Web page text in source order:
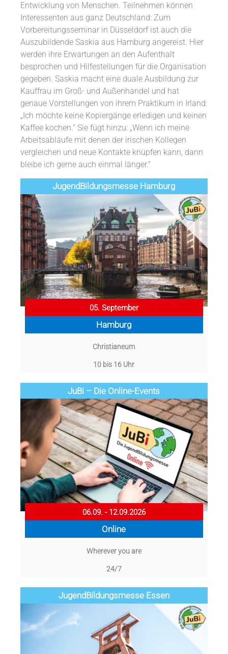
Entwicklung von Menschen. Teilnehmen können
Interessenten aus ganz Deutschland: Zum
Vorbereitungsseminar in Düsseldorf ist auch die
Auszubildende Saskia aus Hamburg angereist. Hier
werden ihre Erwartungen an den Aufenthalt
besprochen und Hilfestellungen für die Organisation
gegeben. Saskia macht eine duale Ausbildung zur
Kauffrau im Groß- und Außenhandel und hat
genaue Vorstellungen von ihrem Praktikum in Irland:
„Ich möchte keine Kopiergänge erledigen und keinen
Kaffee kochen.“ Sie fügt hinzu: „Wenn ich meine
Arbeitsabläufe mit denen der irischen Kollegen
vergleichen und neue Kontakte knüpfen kann, dann
bleibe ich gerne auch einmal länger.“
Jugend­­­­­Bildungsmess­e Hamburg
05. September
Hamburg
Christianeum
10 bis 16 Uhr
JuBi – Die Online-Events
06.09. - 12.09.2026
Online
Wherever you are
24/7
Jugend­­­­­Bildungsmess­e Essen